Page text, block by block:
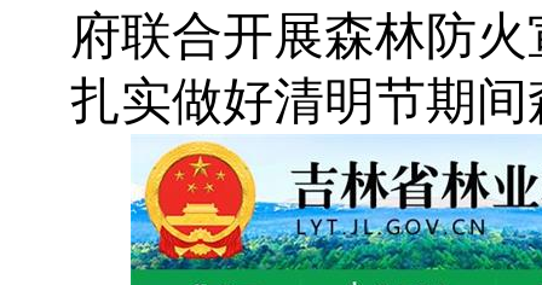
府联合开展森林防
扎实做好清明节期